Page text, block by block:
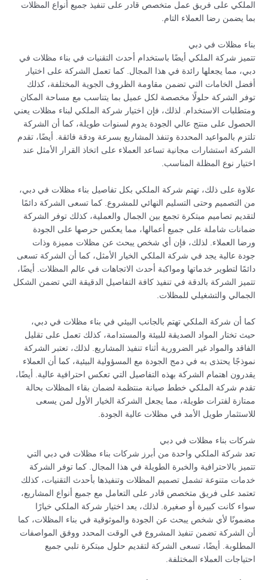
الملكي على فريق عمل متخصص قادر على تنفيذ جميع أنواع المظلات
بما يضمن رضا العملاء التام.
بناء مظلات في دبي
تتميز شركة الملكي أيضًا باستخدام أحدث التقنيات في بناء مظلات في
دبي، مما يجعلها رائدة في هذا المجال. كما تعمل الشركة على اختيار
أفضل الخامات التي تضمن مقاومة الظروف الجوية المختلفة، كذلك
توفر الشركة حلولًا مخصصة لكل عميل بما يتناسب مع مساحة المكان
ومتطلبات الاستخدام. لذلك، فإن اختيار شركة الملكي لبناء مظلات يعني
الحصول على منتج عالي الجودة يدوم لسنوات طويلة، كما أن الشركة
تلتزم بالمواعيد المحددة وتنفذ المشاريع بسرعة ودقة فائقة. أيضًا، تقدم
الشركة استشارات مجانية تساعد العملاء على اتخاذ القرار الأمثل عند
اختيار نوع المظلة المناسب.
علاوة على ذلك، تهتم شركة الملكي بكل تفاصيل بناء مظلات في دبي،
من التصميم وحتى التسليم النهائي للمشروع. كما تسعى الشركة دائمًا
لتقديم تصاميم مبتكرة تجمع بين الجمال والعملية، كذلك توفر الشركة
ضمانات شاملة على جميع أعمالها، مما يعكس حرصها على الجودة
ورضا العملاء. لذلك، فإن أي شخص يبحث عن مظلات مميزة وذات
جودة عالية يجد في شركة الملكي الخيار الأمثل، كما أن الشركة تسعى
دائمًا لتطوير خدماتها ومواكبة أحدث الاتجاهات في عالم المظلات. أيضًا،
تتميز الشركة بالدقة في تنفيذ كافة التفاصيل الدقيقة التي تضمن الشكل
الجمالي والتشغيلي للمظلات.
كما أن شركة الملكي تهتم بالجانب البيئي في بناء مظلات في دبي،
حيث تختار المواد الصديقة للبيئة والمستدامة، كذلك تعمل على تقليل
الفاقد والمواد غير الضرورية أثناء تنفيذ المشاريع. لذلك، تعتبر الشركة
نموذجًا يحتذى به في دمج الجودة مع المسؤولية البيئية، كما أن العملاء
يقدرون اهتمام الشركة بهذه التفاصيل التي تعكس احترافية عالية. أيضًا،
تقدم شركة الملكي خطط صيانة منتظمة لضمان بقاء المظلات بحالة
ممتازة لفترات طويلة، مما يجعل الشركة الخيار الأول لمن يسعى
للاستثمار طويل الأمد في مظلات عالية الجودة.
شركات بناء مظلات في دبي
تعد شركة الملكي واحدة من أبرز شركات بناء مظلات في دبي التي
تتميز بالاحترافية والخبرة الطويلة في هذا المجال. كما توفر الشركة
خدمات متنوعة تشمل تصميم المظلات وتنفيذها بأحدث التقنيات، كذلك
تعتمد على فريق متخصص قادر على التعامل مع جميع أنواع المشاريع،
سواء كانت كبيرة أو صغيرة. لذلك، يعد اختيار شركة الملكي خيارًا
مضمونًا لأي شخص يبحث عن الجودة والموثوقية في بناء المظلات، كما
أن الشركة تضمن تنفيذ المشروع في الوقت المحدد ووفق المواصفات
المطلوبة. أيضًا، تسعى الشركة لتقديم حلول مبتكرة تلبي جميع
احتياجات العملاء المختلفة.